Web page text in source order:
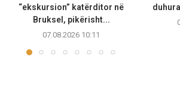
“ekskursion” katërditor në
Bruksel, pikërisht...
07.08.2026 10:11